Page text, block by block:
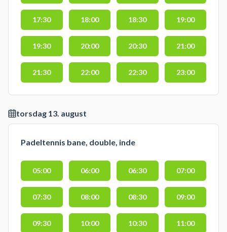
17:30 18:00 18:30 19:00
19:30 20:00 20:30 21:00
21:30 22:00 22:30 23:00
torsdag 13. august
Padeltennis bane, double, inde
05:00 06:00 06:30 07:00
07:30 08:00 08:30 09:00
09:30 10:00 10:30 11:00